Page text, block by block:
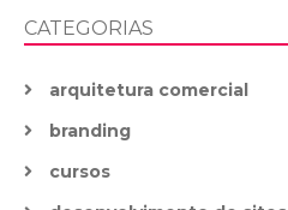
CATEGORIAS
arquitetura comercial
branding
cursos